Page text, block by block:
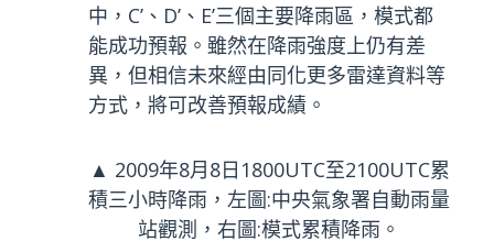
中，C’、D’、E’三個主要降雨區，模式都
能成功預報。雖然在降雨強度上仍有差
異，但相信未來經由同化更多雷達資料等
方式，將可改善預報成績。
▲ 2009年8月8日1800UTC至2100UTC累
積三小時降雨，左圖:中央氣象署自動雨量
站觀測，右圖:模式累積降雨。